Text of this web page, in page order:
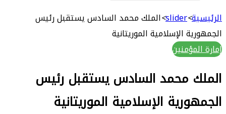
>
slider
>الملك محمد السادس يستقبل رئيس
الإسلامية الموريتانية
محمد السادس يستقبل رئيس
الإسلامية الموريتانية